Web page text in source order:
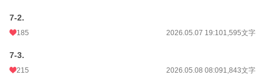
7-2.
185 2026.05.07 19:101,595文字
7-3.
215 2026.05.08 08:091,843文字